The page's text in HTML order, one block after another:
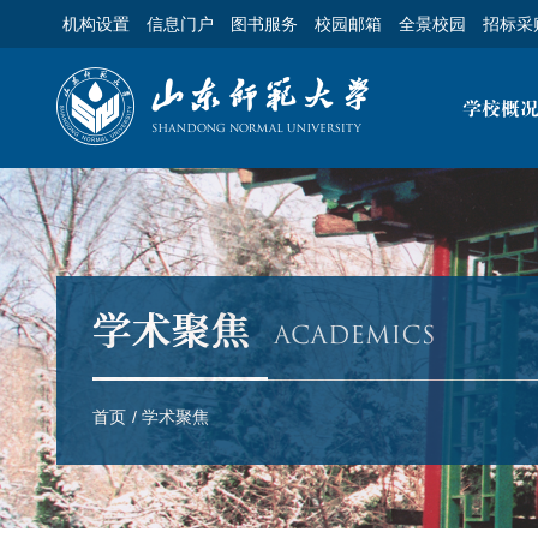
机构设置 信息门户 图书服务 校园邮箱 全景校园 招标采
首页 / 学术聚焦